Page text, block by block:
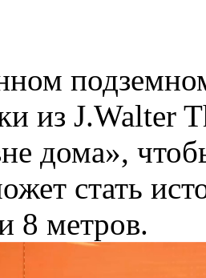
из J.Walter
дома»,
стать
8 метров.